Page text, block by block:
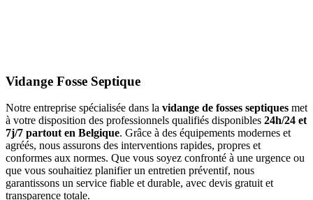
Vidange Fosse Septique
Notre entreprise spécialisée dans la vidange de fosses septiques met
à votre disposition des professionnels qualifiés disponibles 24h/24 et
7j/7 partout en Belgique. Grâce à des équipements modernes et
agréés, nous assurons des interventions rapides, propres et
conformes aux normes. Que vous soyez confronté à une urgence ou
que vous souhaitiez planifier un entretien préventif, nous
garantissons un service fiable et durable, avec devis gratuit et
transparence totale.